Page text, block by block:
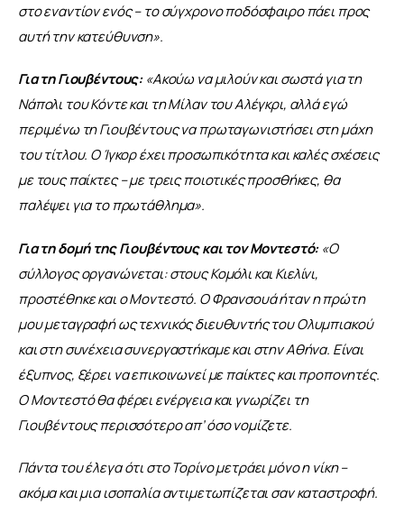
στο εναντίον ενός – το σύγχρονο ποδόσφαιρο πάει προς
αυτή την κατεύθυνση».
Για τη Γιουβέντους: «Ακούω να μιλούν και σωστά για τη
Νάπολι του Κόντε και τη Μίλαν του Αλέγκρι, αλλά εγώ
περιμένω τη Γιουβέντους να πρωταγωνιστήσει στη μάχη
του τίτλου. Ο Ίγκορ έχει προσωπικότητα και καλές σχέσεις
με τους παίκτες – με τρεις ποιοτικές προσθήκες, θα
παλέψει για το πρωτάθλημα».
Για τη δομή της Γιουβέντους και τον Μοντεστό: «Ο
σύλλογος οργανώνεται: στους Κομόλι και Κιελίνι,
προστέθηκε και ο Μοντεστό. Ο Φρανσουά ήταν η πρώτη
μου μεταγραφή ως τεχνικός διευθυντής του Ολυμπιακού
και στη συνέχεια συνεργαστήκαμε και στην Αθήνα. Είναι
έξυπνος, ξέρει να επικοινωνεί με παίκτες και προπονητές.
Ο Μοντεστό θα φέρει ενέργεια και γνωρίζει τη
Γιουβέντους περισσότερο απ’ όσο νομίζετε.
Πάντα του έλεγα ότι στο Τορίνο μετράει μόνο η νίκη –
ακόμα και μια ισοπαλία αντιμετωπίζεται σαν καταστροφή.